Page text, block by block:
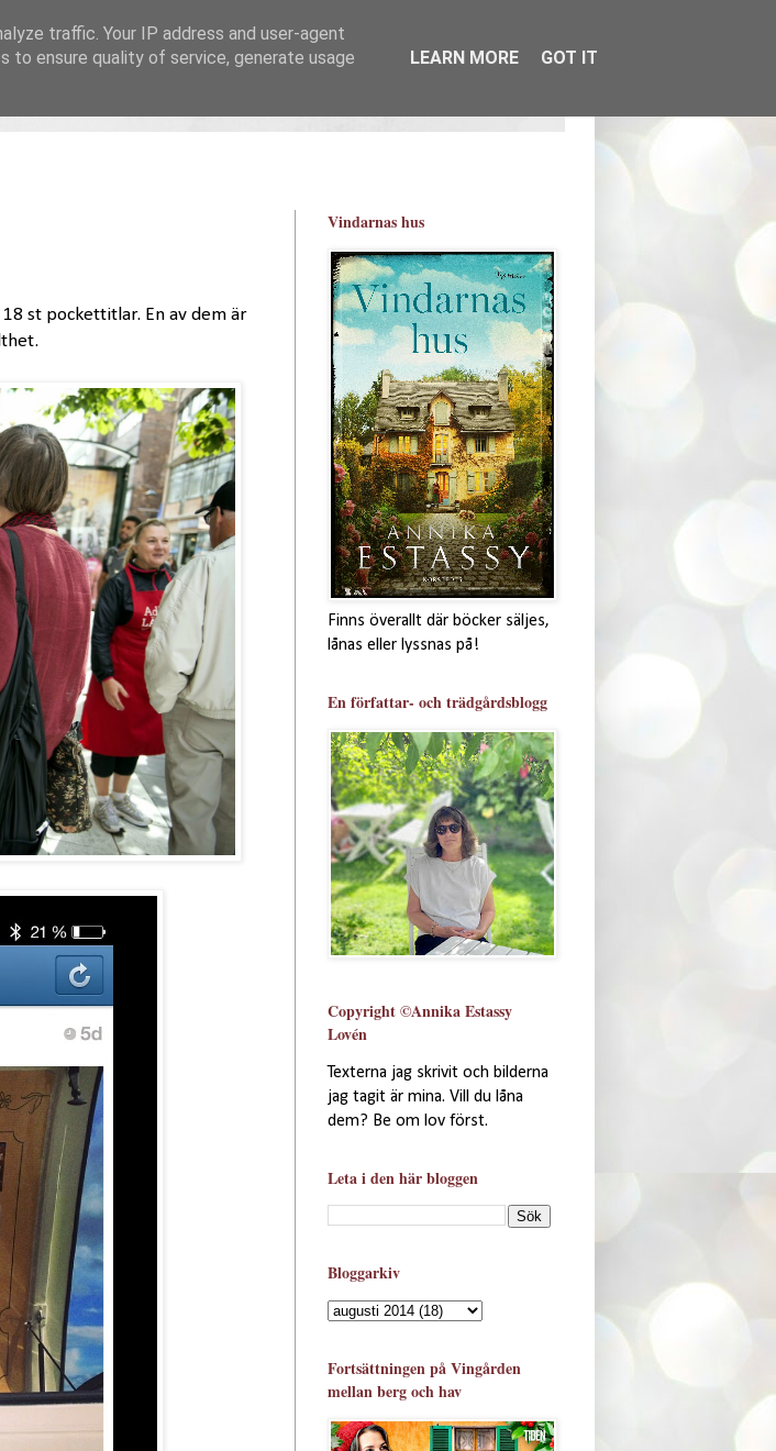
st pockettitlar. En av dem är
Vindarnas hus
Finns överallt där böcker säljes,
lånas eller lyssnas på!
En författar- och trädgårdsblogg
Copyright ©Annika Estassy
Lovén
Texterna jag skrivit och bilderna
jag tagit är mina. Vill du låna
dem? Be om lov först.
Leta i den här bloggen
Bloggarkiv
Fortsättningen på Vingården
mellan berg och hav
traffic. Your IP address and user-agent
to ensure quality of service, generate usage
LEARN MORE GOT IT